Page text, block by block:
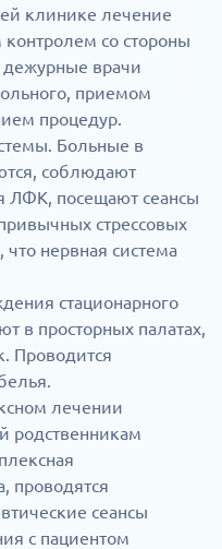
клинике лечение
со стороны
дежурные врачи
приемом
процедур.
Больные в
соблюдают
ЛФК, посещают сеансы
стрессовых
что нервная система
стационарного
в просторных палатах,
Проводится
лечении
родственникам
проводятся
сеансы
с пациентом